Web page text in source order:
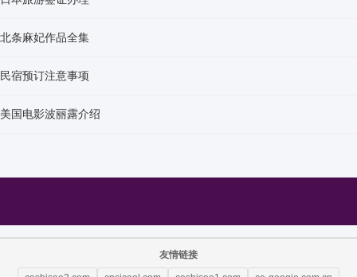
北条麻妃作品全集
民宿预订注意事项
美国电影波丽露介绍
友情链接